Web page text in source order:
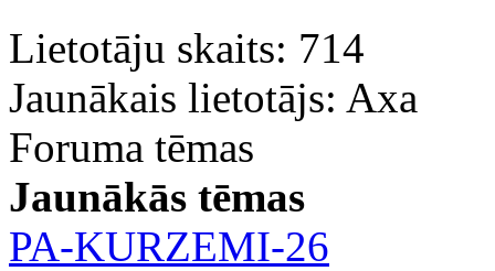
Lietotāju skaits: 714
Jaunākais lietotājs: Axa
Foruma tēmas
Jaunākās tēmas
PA-KURZEMI-26